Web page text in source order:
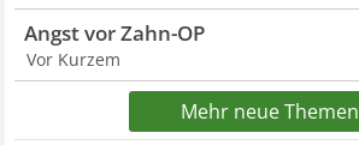
Angst vor Zahn-OP
Vor Kurzem
Mehr neue Themen